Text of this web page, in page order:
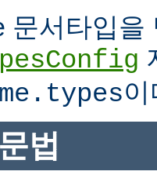
문서타입을
이
법